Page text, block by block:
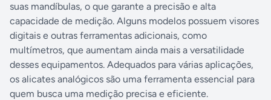
suas mandíbulas, o que garante a precisão e alta
capacidade de medição. Alguns modelos possuem visores
digitais e outras ferramentas adicionais, como
multímetros, que aumentam ainda mais a versatilidade
desses equipamentos. Adequados para várias aplicações,
os alicates analógicos são uma ferramenta essencial para
quem busca uma medição precisa e eficiente.